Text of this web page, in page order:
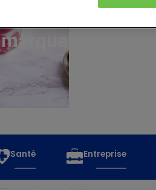
les
marques
Santé Entreprise